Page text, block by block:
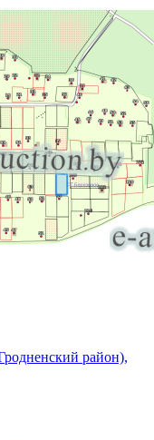
район),